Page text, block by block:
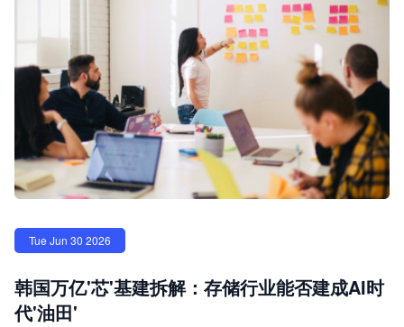
Tue Jun 30 2026
韩国万亿'芯'基建拆解：存储行业能否建成AI时
代'油田'